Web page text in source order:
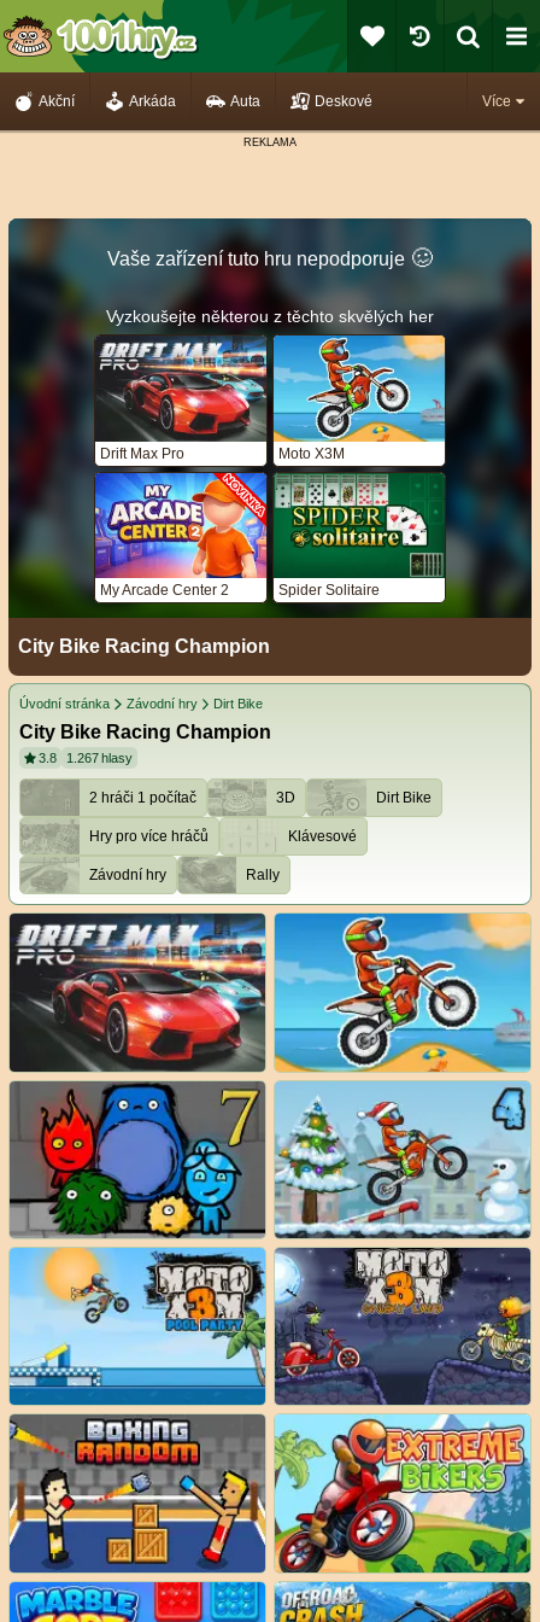
Více
Akční Arkáda Auta Deskové
Vaše zařízení tuto hru nepodporuje 🥴️
Vyzkoušejte některou z těchto skvělých her
Drift Max Pro Moto X3M
My Arcade Center 2 Spider Solitaire
City Bike Racing Champion
Úvodní stránka Závodní hry Dirt Bike
City Bike Racing Champion
3.8 1.267 hlasy
2 hráči 1 počítač 3D Dirt Bike
Hry pro více hráčů Klávesové
Závodní hry Rally